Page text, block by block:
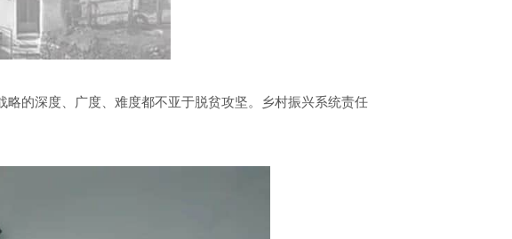
的深度、广度、难度都不亚于脱贫攻坚。乡村振兴系统责任